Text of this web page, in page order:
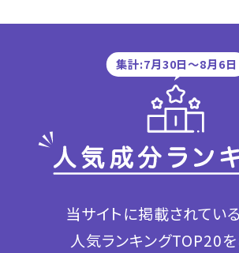
集計:7月30日〜8月6日
当サイトに掲載されてい
人気ランキングTOP20